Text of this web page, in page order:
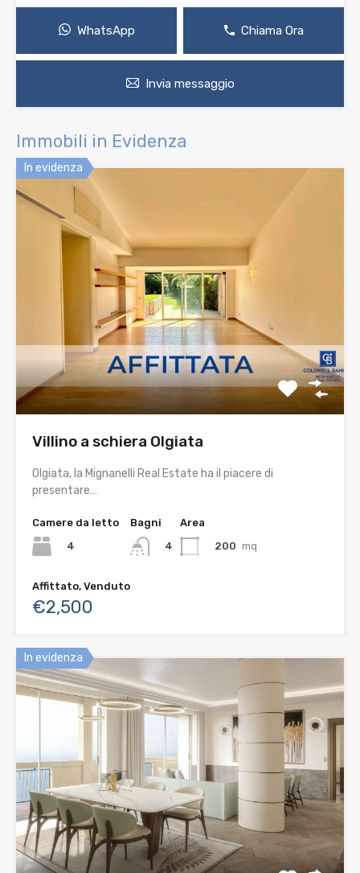
WhatsApp Chiama Ora
Invia messaggio
Immobili in Evidenza
In evidenza
Villino a schiera Olgiata
Olgiata, la Mignanelli Real Estate ha il piacere di
presentare…
Camere da letto
4
Bagni
4
Area
200 mq
Affittato, Venduto
€2,500
In evidenza